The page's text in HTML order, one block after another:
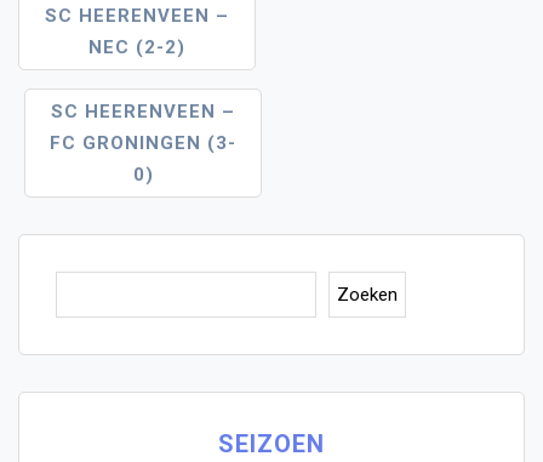
Bericht
Navigatie
SC HEERENVEEN –
NEC (2-2)
SC HEERENVEEN –
FC GRONINGEN (3-
0)
Zoeken
SEIZOEN